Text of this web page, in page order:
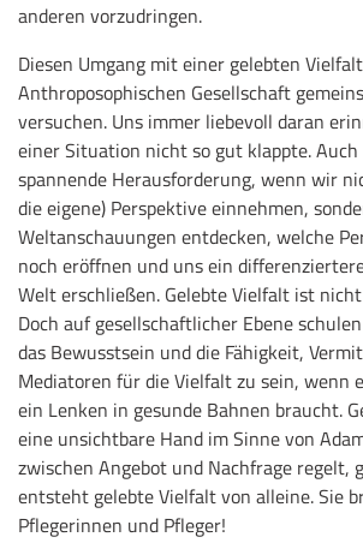
anderen vorzudringen.
Diesen Umgang mit einer gelebten
Anthroposophischen Gesellschaft
versuchen. Uns immer liebevoll daran
einer Situation nicht so gut klappte.
spannende Herausforderung, wenn wir
die eigene) Perspektive einnehmen,
Weltanschauungen entdecken, welche
noch eröffnen und uns ein
Welt erschließen. Gelebte Vielfalt ist
Doch auf gesellschaftlicher Ebene
das Bewusstsein und die Fähigkeit,
Mediatoren für die Vielfalt zu sein, wenn
ein Lenken in gesunde Bahnen braucht.
eine unsichtbare Hand im Sinne von
zwischen Angebot und Nachfrage regelt,
entsteht gelebte Vielfalt von alleine. Sie
Pflegerinnen und Pfleger!